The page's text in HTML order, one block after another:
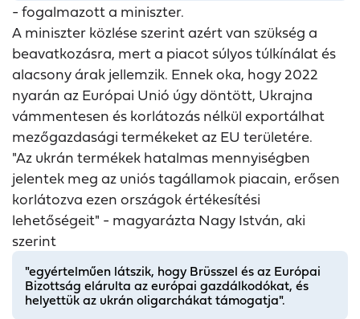
- fogalmazott a miniszter.
A miniszter közlése szerint azért van szükség a
beavatkozásra, mert a piacot súlyos túlkínálat és
alacsony árak jellemzik. Ennek oka, hogy 2022
nyarán az Európai Unió úgy döntött, Ukrajna
vámmentesen és korlátozás nélkül exportálhat
mezőgazdasági termékeket az EU területére.
"Az ukrán termékek hatalmas mennyiségben
jelentek meg az uniós tagállamok piacain, erősen
korlátozva ezen országok értékesítési
lehetőségeit" - magyarázta Nagy István, aki
szerint
"egyértelműen látszik, hogy Brüsszel és az Európai
Bizottság elárulta az európai gazdálkodókat, és
helyettük az ukrán oligarchákat támogatja".